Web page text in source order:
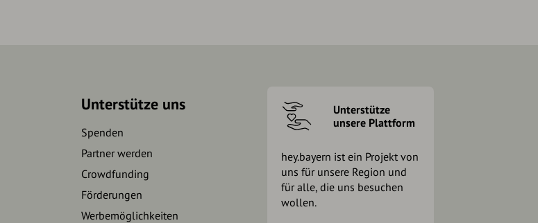
Unterstütze uns
Spenden
Partner werden
Crowdfunding
Förderungen
Werbemöglichkeiten
Unterstütze
unsere Plattform
hey.bayern ist ein Projekt von
uns für unsere Region und
für alle, die uns besuchen
wollen.